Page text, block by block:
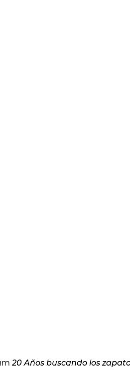
20 Años buscando los